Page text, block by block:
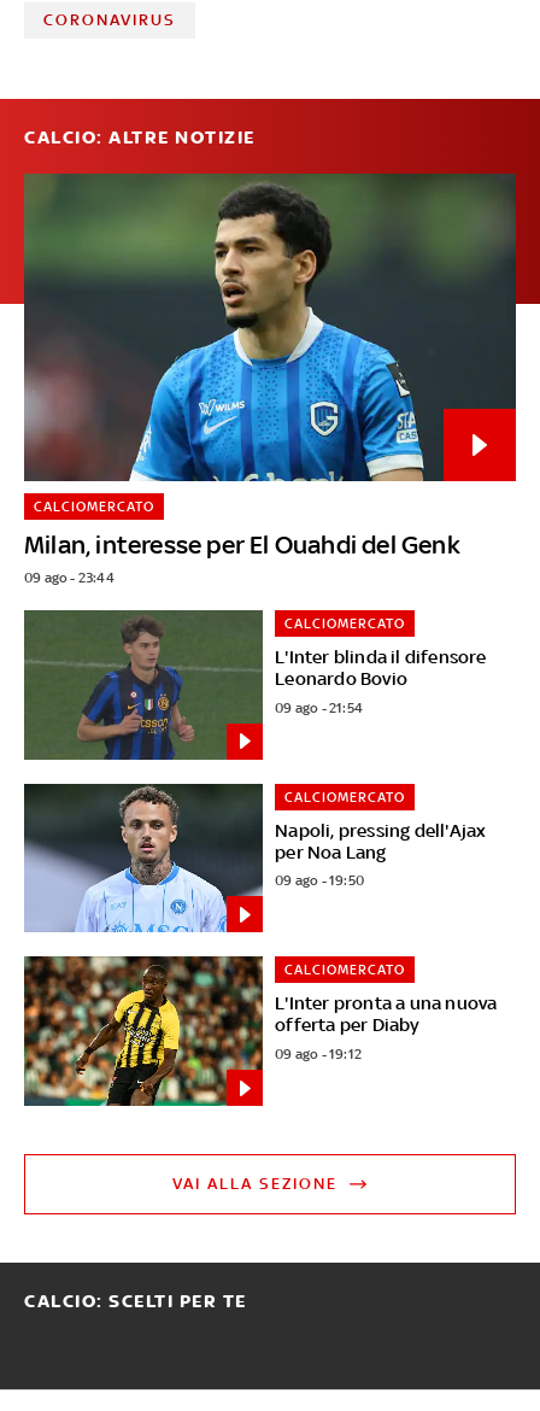
CORONAVIRUS
CALCIO: ALTRE NOTIZIE
Milan, interesse per El Ouahdi del Genk
CALCIOMERCATO
09 ago - 23:44
L'Inter blinda il difensore
Leonardo Bovio
CALCIOMERCATO
09 ago - 21:54
Napoli, pressing dell'Ajax
per Noa Lang
CALCIOMERCATO
09 ago - 19:50
L'Inter pronta a una nuova
offerta per Diaby
CALCIOMERCATO
09 ago - 19:12
VAI ALLA SEZIONE
CALCIO: SCELTI PER TE